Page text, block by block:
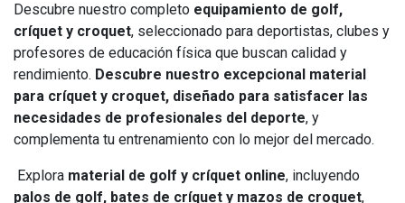
Descubre nuestro completo equipamiento de golf,
críquet y croquet, seleccionado para deportistas, clubes y
profesores de educación física que buscan calidad y
rendimiento. Descubre nuestro excepcional material
para críquet y croquet, diseñado para satisfacer las
necesidades de profesionales del deporte, y
complementa tu entrenamiento con lo mejor del mercado.
Explora material de golf y críquet online, incluyendo
palos de golf, bates de críquet y mazos de croquet,